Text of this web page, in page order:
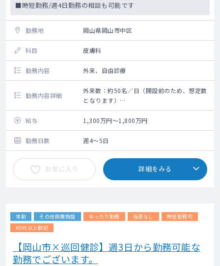
■時短勤務/週4日勤務の相談も可能です
勤務地 岡山県岡山市中区
科目 皮膚科
勤務内容 外来、自由診療
勤務内容詳細
外来数：約50名／日（開設前のため、想定数
となります）
・一般皮膚科外来、美容皮膚科問診、施術
・先生の強みとなる施術の取り扱い可能（応
相談）※例えば、糸リフトやヒアルロン酸注
入、ピコレーザーの導入など
・開設前のため、業務内容・器具の選定など
柔軟な相談が可能でございます
給与 1,300万円～1,800万円
勤務日数 週4～5日
お気に入り 詳細をみる
常勤 その他医療施設 ゆったり勤務 当直なし
時短勤務可
60代以上歓迎
【岡山市×巡回健診】週3日から勤務可能な
勤務でございます。